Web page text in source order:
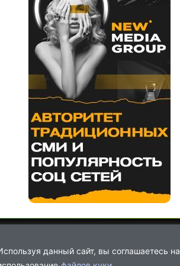
данный сайт, вы соглашаетесь на